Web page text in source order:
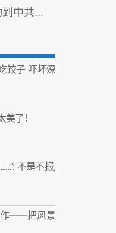
报党刊
饺子 吓坏深
了！
不是不报,
作——把风景